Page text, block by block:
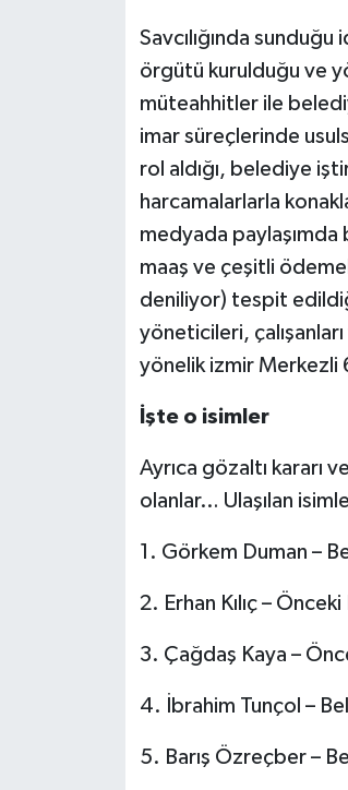
Savcılığında
örgütü kurulduğu ve
müteahhitler ile
imar süreçlerinde
rol aldığı, belediye
harcamalarlarla
medyada paylaşımda
maaş ve çeşitli
deniliyor) tespit
yöneticileri,
yönelik izmir
İşte o isimler
Ayrıca gözaltı kararı
olanlar… Ulaşılan
1.⁠ ⁠Görkem Duman –
2.⁠ ⁠Erhan Kılıç –
3.⁠ ⁠Çağdaş Kaya –
4.⁠ ⁠İbrahim Tunçol –
5.⁠ ⁠Barış Özreçber –